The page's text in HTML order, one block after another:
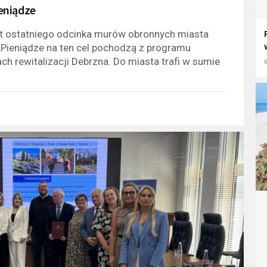
ostatniego odcinka murów obronnych miasta
na ten cel pochodzą z programu
rewitalizacji Debrzna. Do miasta trafi w sumie